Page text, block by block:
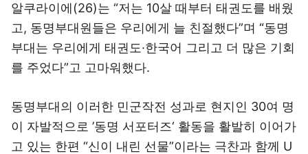
알쿠라이에(26)는 “저는 10살 때부터 태권도를 배웠
고, 동명부대원들은 우리에게 늘 친절했다”며 “동명
부대는 우리에게 태권도·한국어 그리고 더 많은 기회
를 주었다”고 고마워했다.
동명부대의 이러한 민군작전 성과로 현지인 30여 명
이 자발적으로 ’동명 서포터즈‘ 활동을 활발히 이어가
고 있는 한편 “신이 내린 선물”이라는 극찬과 함께 U